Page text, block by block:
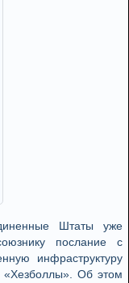
Штаты уже
послание с
инфраструктуру
Об этом